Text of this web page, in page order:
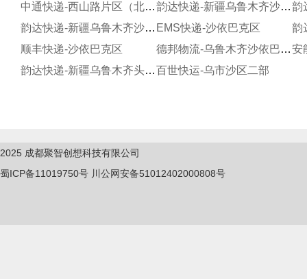
中通快递-西山路片区（北园春二部）
韵达快递-新疆乌鲁木齐沙依巴克区百乐园分部
韵达快递-新疆乌鲁木齐沙依巴克区奇台路分部 EMS快递-沙依巴克区
顺丰快递-沙依巴克区
德邦物流-乌鲁木齐沙依巴克区兵团国际物流园安
韵达快递-新疆乌鲁木齐头屯河机场西山农场服务部百世快运-乌市沙区二部
2025 成都聚智创想科技有限公司
蜀ICP备11019750号 川公网安备51012402000808号